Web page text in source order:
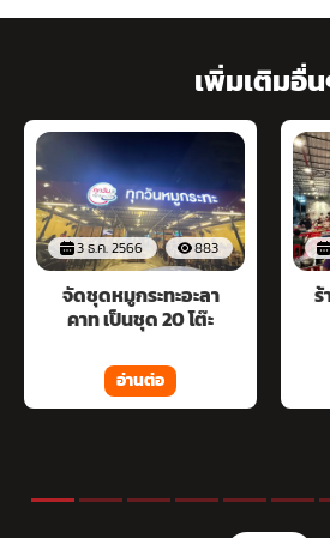
เพิ่มเติมอื่
3 ธ.ค. 2566 883
จัดชุดหมูกระทะอะลา
คาท เป็นชุด 20 โต๊ะ
อ่านต่อ